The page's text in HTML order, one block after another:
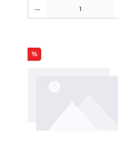
Produkt Anzahl: Gib den
%Rabatt